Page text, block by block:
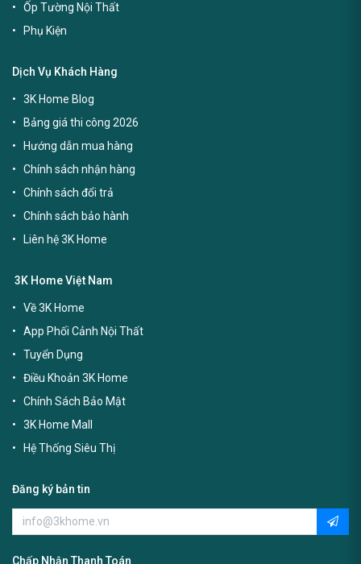
Ốp Tường Nội Thất
Phụ Kiện
Dịch Vụ Khách Hàng
3K Home Blog
Bảng giá thi công 2026
Hướng dẫn mua hàng
Chính sách nhận hàng
Chính sách đổi trả
Chính sách bảo hành
Liên hệ 3K Home
3K Home Việt Nam
Về 3K Home
App Phối Cảnh Nội Thất
Tuyển Dụng
Điều Khoản 3K Home
Chính Sách Bảo Mật
3K Home Mall
Hệ Thống Siêu Thị
Đăng ký bản tin
Chấp Nhận Thanh Toán